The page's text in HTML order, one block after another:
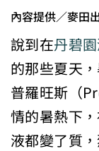
內容提供／麥
說到在丹碧
的那些夏天
普羅旺斯（
情的暑熱下
液都變了質